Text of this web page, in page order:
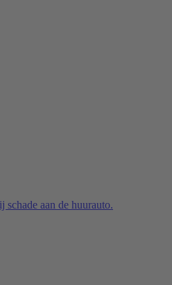
schade aan de huurauto.